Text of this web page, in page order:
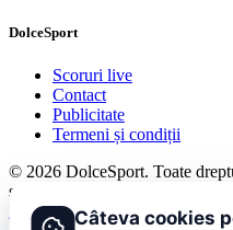
DolceSport
Scoruri live
Contact
Publicitate
Termeni și condiții
© 2026 DolceSport. Toate
și analize din toate competițiile
Fotbal intern Fotbal extern
Câteva cookies